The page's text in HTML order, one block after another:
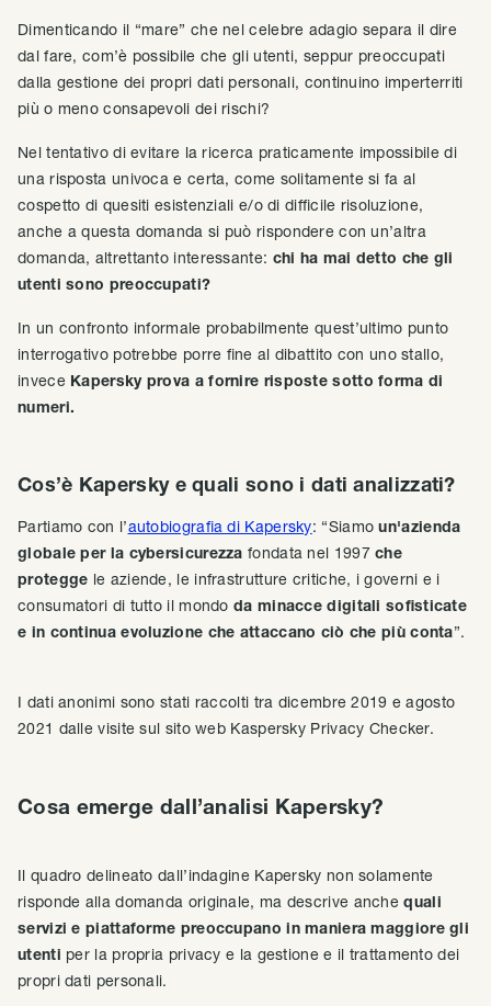
Dimenticando il “mare” che nel celebre adagio separa il dire
dal fare, com’è possibile che gli utenti, seppur preoccupati
dalla gestione dei propri dati personali, continuino imperterriti
più o meno consapevoli dei rischi?
Nel tentativo di evitare la ricerca praticamente impossibile di
una risposta univoca e certa, come solitamente si fa al
cospetto di quesiti esistenziali e/o di difficile risoluzione,
anche a questa domanda si può rispondere con un’altra
domanda, altrettanto interessante: chi ha mai detto che gli
utenti sono preoccupati?
In un confronto informale probabilmente quest’ultimo punto
interrogativo potrebbe porre fine al dibattito con uno stallo,
invece Kapersky prova a fornire risposte sotto forma di
numeri.
Cos’è Kapersky e quali sono i dati analizzati?
Partiamo con l’autobiografia di Kapersky: “Siamoun'azienda
globale per la cybersicurezza fondata nel 1997che
protegge le aziende, le infrastrutture critiche, i governi e i
consumatori di tutto il mondoda minacce digitali sofisticate
e in continua evoluzione che attaccano ciò che più conta”.
I dati anonimi sono stati raccolti tra dicembre 2019 e agosto
2021 dalle visite sul sito web Kaspersky Privacy Checker.
Cosa emerge dall’analisi Kapersky?
Il quadro delineato dall’indagine Kapersky non solamente
risponde alla domanda originale, ma descrive anchequali
servizi e piattaforme preoccupano in maniera maggiore gli
utenti per la propria privacy e la gestione e il trattamento dei
propri dati personali.